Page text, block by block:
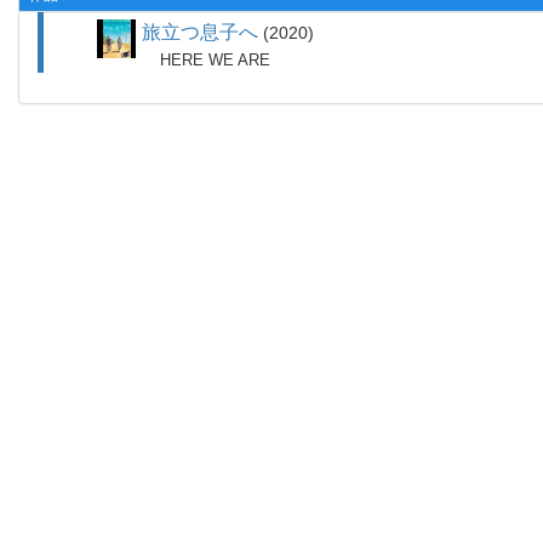
旅立つ息子へ 2020
HERE WE ARE